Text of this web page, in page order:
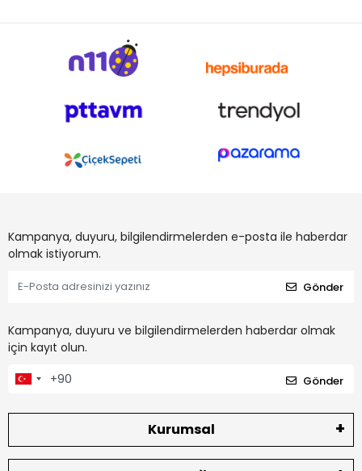
Kampanya, duyuru, bilgilendirmelerden e-posta ile haberdar
olmak istiyorum.
Gönder
Kampanya, duyuru ve bilgilendirmelerden haberdar olmak
için kayıt olun.
Gönder
Kurumsal